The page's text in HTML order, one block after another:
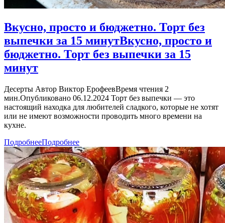
Вкусно, просто и бюджетно. Торт без
выпечки за 15 минутВкусно, просто и
бюджетно. Торт без выпечки за 15
минут
Десерты Автор Виктор ЕрофеевВремя чтения 2
мин.Опубликовано 06.12.2024 Торт без выпечки — это
настоящий находка для любителей сладкого, которые не хотят
или не имеют возможности проводить много времени на
кухне.
ПодробнееПодробнее